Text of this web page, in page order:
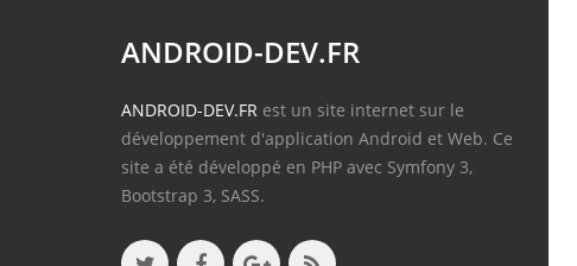
ANDROID-DEV.FR
ANDROID-DEV.FR est un site internet sur le
développement d'application Android et Web. Ce
site a été développé en PHP avec Symfony 3,
Bootstrap 3, SASS.